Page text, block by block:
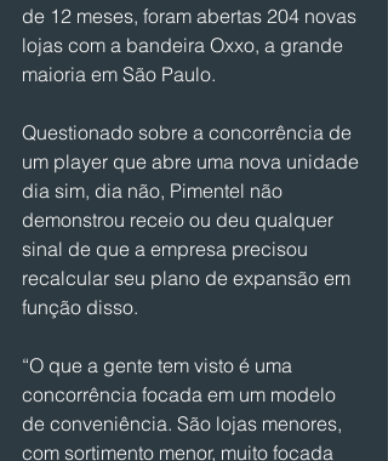
de 12 meses, foram abertas 204 novas
lojas com a bandeira Oxxo, a grande
maioria em São Paulo.
Questionado sobre a concorrência de
um player que abre uma nova unidade
dia sim, dia não, Pimentel não
demonstrou receio ou deu qualquer
sinal de que a empresa precisou
recalcular seu plano de expansão em
função disso.
“O que a gente tem visto é uma
concorrência focada em um modelo
de conveniência. São lojas menores,
com sortimento menor, muito focada